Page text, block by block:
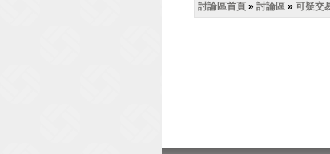
討論區首頁 » 討論區 » 可疑交